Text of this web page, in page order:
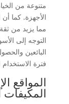
متنوعة من
الأجهزة. كما
مما يزيد من
التوجه إلى
البائعين
فترة الاستخدام
المواقع